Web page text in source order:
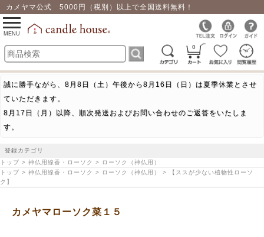
カメヤマ公式 5000円（税別）以上で全国送料無料！
0
toggle
navigation
MENU
誠に勝手ながら、8月8日（土）午後から8月16日（日）は夏季休業とさせ
ていただきます。
8月17日（月）以降、順次発送およびお問い合わせのご返答をいたしま
す。
登録カテゴリ
トップ > 神仏用線香・ローソク > ローソク（神仏用）
トップ > 神仏用線香・ローソク > ローソク（神仏用） > 【ススが少ない植物性ローソ
ク】
カメヤマローソク菜１５